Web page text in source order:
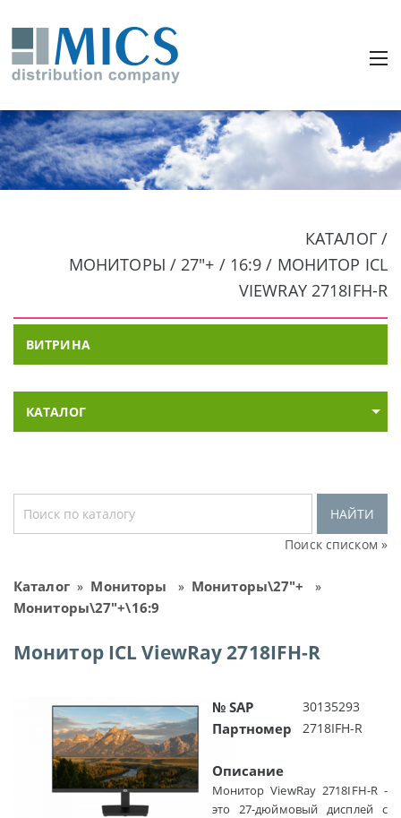
КАТАЛОГ /
МОНИТОРЫ / 27"+ / 16:9 / МОНИТОР ICL
VIEWRAY 2718IFH-R
ВИТРИНА
КАТАЛОГ
НАЙТИ
Поиск списком »
Каталог» Мониторы » Мониторы\27"+ »
Мониторы\27"+\16:9
Монитор ICL ViewRay 2718IFH-R
№ SAP 30135293
Партномер 2718IFH-R
Описание
Монитор ViewRay 2718IFH-R -
это 27-дюймовый дисплей с